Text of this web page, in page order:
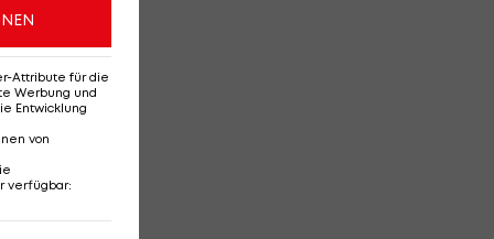
Attribute für die
Werbung und
Entwicklung
von
verfügbar: